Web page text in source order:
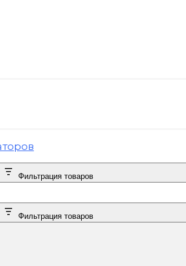
Фильтрация товаров
Фильтрация товаров